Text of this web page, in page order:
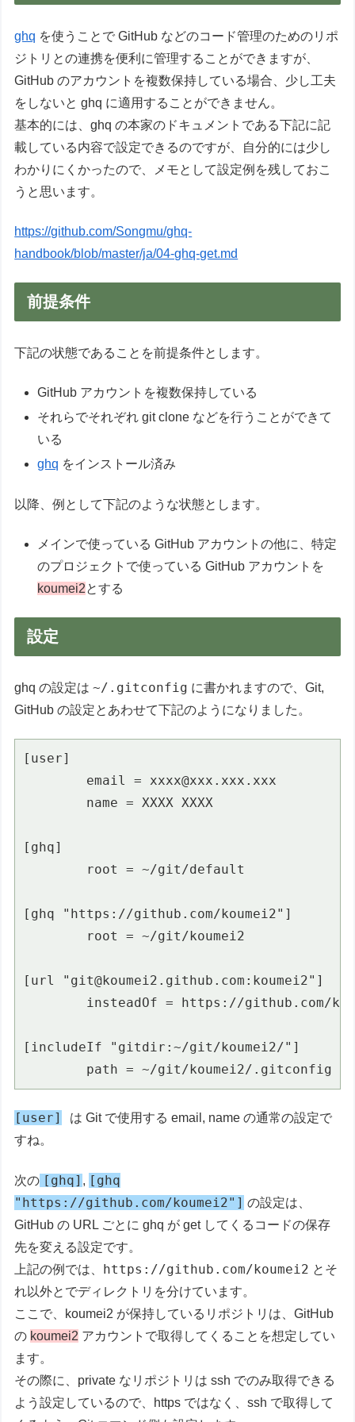
ghq を使うことで GitHub などのコード管理のためのリポ
ジトリとの連携を便利に管理することができますが、
GitHub のアカウントを複数保持している場合、少し工夫
をしないと ghq に適用することができません。
基本的には、ghq の本家のドキュメントである下記に記
載している内容で設定できるのですが、自分的には少し
わかりにくかったので、メモとして設定例を残しておこ
うと思います。
https://github.com/Songmu/ghq-
handbook/blob/master/ja/04-ghq-get.md
前提条件
下記の状態であることを前提条件とします。
GitHub アカウントを複数保持している
それらでそれぞれ git clone などを行うことができて
いる
ghq をインストール済み
以降、例として下記のような状態とします。
メインで使っている GitHub アカウントの他に、特定
のプロジェクトで使っている GitHub アカウントを
koumei2とする
設定
ghq の設定は~/.gitconfig に書かれますので、Git,
GitHub の設定とあわせて下記のようになりました。
[user]
        email = xxxx@xxx.xxx.xxx
        name = XXXX XXXX
[ghq]
        root = ~/git/default
[ghq "https://github.com/koumei2"]
        root = ~/git/koumei2
[url "git@koumei2.github.com:koumei2"]
insteadOf = https://github.com/
[includeIf "gitdir:~/git/koumei2/"]
        path = ~/git/koumei2/.gitconfig
[user]
は Git で使用する email, name の通常の設定で
すね。
次の [ghq] , [ghq
"https://github.com/koumei2"] の設定は、
GitHub の URL ごとに ghq が get してくるコードの保存
先を変える設定です。
上記の例では、 https://github.com/koumei2 とそ
れ以外とでディレクトリを分けています。
ここで、koumei2 が保持しているリポジトリは、GitHub
の koumei2 アカウントで取得してくることを想定してい
ます。
その際に、private なリポジトリは ssh でのみ取得できる
よう設定しているので、https ではなく、ssh で取得して